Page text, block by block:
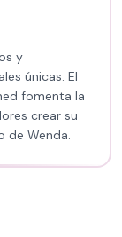
y
únicas. El
fomenta la
crear su
de Wenda.